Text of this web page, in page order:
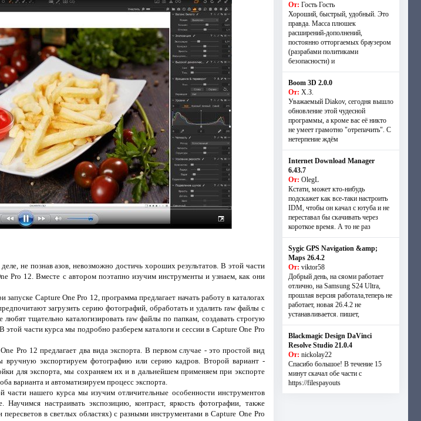
не познав азов, невозможно достичь хороших результатов. В этой части
Pro 12. Вместе с автором поэтапно изучим инструменты и узнаем, как они
Capture One Pro 12, программа предлагает начать работу в каталогах
загрузить серию фотографий, обработать и удалить raw файлы с
тщательно каталогизировать raw файлы по папкам, создавать строгую
части курса мы подробно разберем каталоги и сессии в Capture One Pro
Pro 12 предлагает два вида экспорта. В первом случае - это простой вид
вручную экспортируем фотографию или серию кадров. Второй вариант -
для экспорта, мы сохраняем их и в дальнейшем применяем при экспорте
варианта и автоматизируем процесс экспорта.
части нашего курса мы изучим отличительные особенности инструментов
настраивать экспозицию, контраст, яркость фотографии, также
пересветов в светлых областях) с разными инструментами в Capture One Pro
От: Гость Гость
Хороший, быстрый, удобный. Это
правда. Масса плюшек
расширений-дополнений,
постоянно отторгаемых браузером
(разрабами политиками
безопасности) и
Boom 3D 2.0.0
От: Х.З.
Уважаемый Diakov, сегодня вышло
обновление этой чудесной
программы, а кроме вас её никто
не умеет грамотно "отрепачить". С
нетерпение ждём
Internet Download Manager
6.43.7
От: OlegL
Кстати, может кто-нибудь
подскажет как все-таки настроить
IDM, чтобы он качал с ютуба и не
переставал бы скачивать через
короткое время. А то не раз
Sygic GPS Navigation &amp;
Maps 26.4.2
От: viktor58
Добрый день, на сяоми работает
отлично, на Samsung S24 Ultra,
прошлая версия работала,теперь не
работает, новая 26.4.2 не
устанавливается. пишет,
Blackmagic Design DaVinci
Resolve Studio 21.0.4
От: nickolay22
Спасибо большое! В течение 15
минут скачал обе части с
https://filespayouts